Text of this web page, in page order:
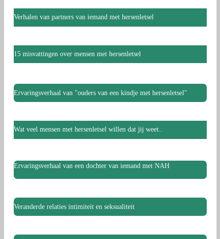
Verhalen van partners van iemand met hersenletsel
15 misvattingen over mensen met hersenletsel
Ervaringsverhaal van "ouders van een kindje met hersenletsel"
Wat veel mensen met hersenletsel willen dat jij weet..
Ervaringsverhaal van een dochter van iemand met NAH
Veranderde relaties intimiteit en seksualiteit